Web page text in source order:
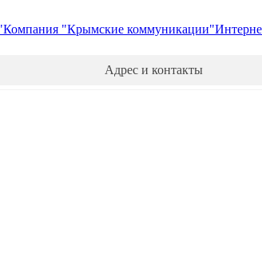
Компания "Крымские коммуникации"
Адрес и контакты